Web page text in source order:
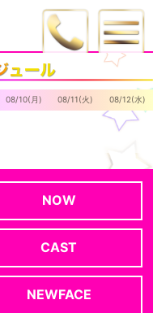
08/10(月) 08/11(火) 08/12(水)
NOW
CAST
NEWFACE